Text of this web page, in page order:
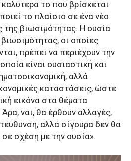
καλύτερα το πού βρίσκεται
το πλαίσιο σε ένα νέο
βιωσιμότητας. Η ουσία
βιωσιμότητας, οι οποίες
πρέπει να περιέχουν την
είναι ουσιαστική και
αλλά
καταστάσεις, ώστε
εικόνα στα θέματα
ναι, θα έρθουν αλλαγές,
αλλά σίγουρα δεν θα
σχέση με την ουσία».